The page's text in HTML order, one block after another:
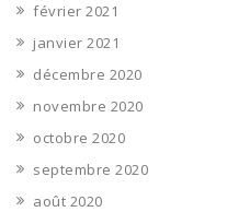
février 2021
janvier 2021
décembre 2020
novembre 2020
octobre 2020
septembre 2020
août 2020